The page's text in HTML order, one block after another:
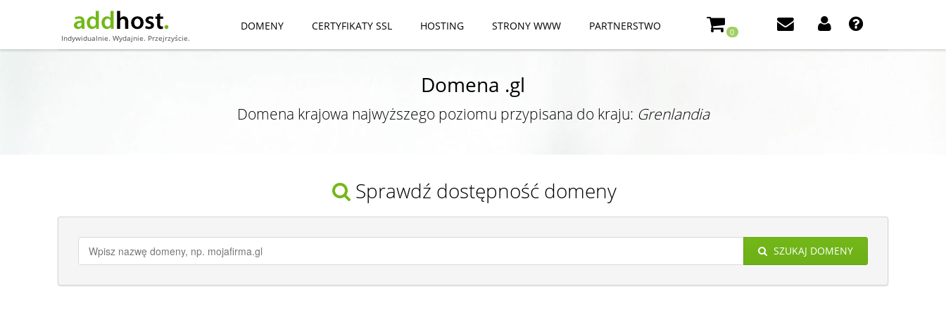
Indywidualnie. Wydajnie. Przejrzyście.
DOMENY CERTYFIKATY SSL HOSTING STRONY WWW PARTNERSTWO 0
Domena .gl
Domena krajowa najwyższego poziomu przypisana do kraju: Grenlandia
Sprawdź dostępność domeny
SZUKAJ DOMENY